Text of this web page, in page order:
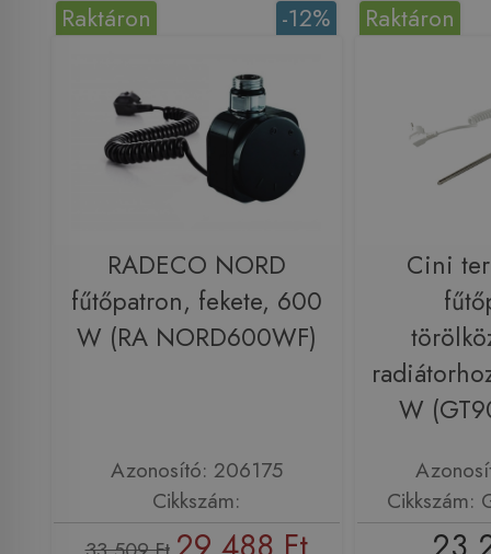
-12%
Raktáron
RADECO NORD
fűtőpatron, fekete, 600
W (RA NORD600WF)
Azonosító: 206175
Cikkszám:
Raktáron
Cini
W
Cikkszám: